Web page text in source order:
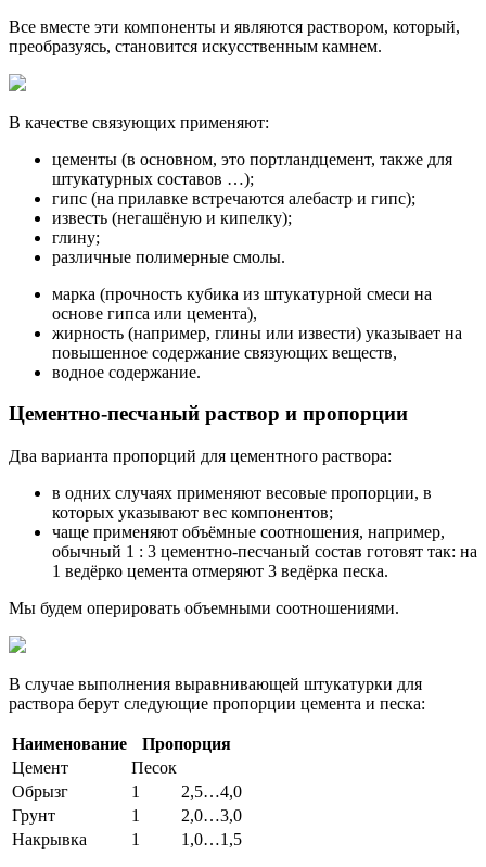
Все вместе эти компоненты и являются раствором, который,
преобразуясь, становится искусственным камнем.
В качестве связующих применяют:
цементы (в основном, это портландцемент, также для
штукатурных составов …);
гипс (на прилавке встречаются алебастр и гипс);
известь (негашёную и кипелку);
глину;
различные полимерные смолы.
марка (прочность кубика из штукатурной смеси на
основе гипса или цемента),
жирность (например, глины или извести) указывает на
повышенное содержание связующих веществ,
водное содержание.
Цементно-песчаный раствор и пропорции
Два варианта пропорций для цементного раствора:
в одних случаях применяют весовые пропорции, в
которых указывают вес компонентов;
чаще применяют объёмные соотношения, например,
обычный 1 : 3 цементно-песчаный состав готовят так: на
1 ведёрко цемента отмеряют 3 ведёрка песка.
Мы будем оперировать объемными соотношениями.
В случае выполнения выравнивающей штукатурки для
раствора берут следующие пропорции цемента и песка:
Наименование
Пропорция
Цемент
Песок
Обрызг
1
2,5…4,0
Грунт
1
2,0…3,0
Накрывка
1 1,0…1,5